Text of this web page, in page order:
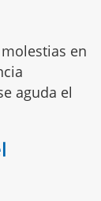
en
aguda el